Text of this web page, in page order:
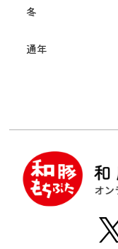
冬
通年